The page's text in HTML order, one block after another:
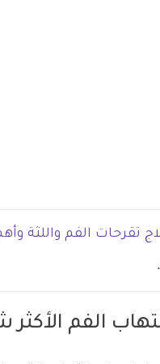
تقرحات الفم واللثة
الفم الأكثر